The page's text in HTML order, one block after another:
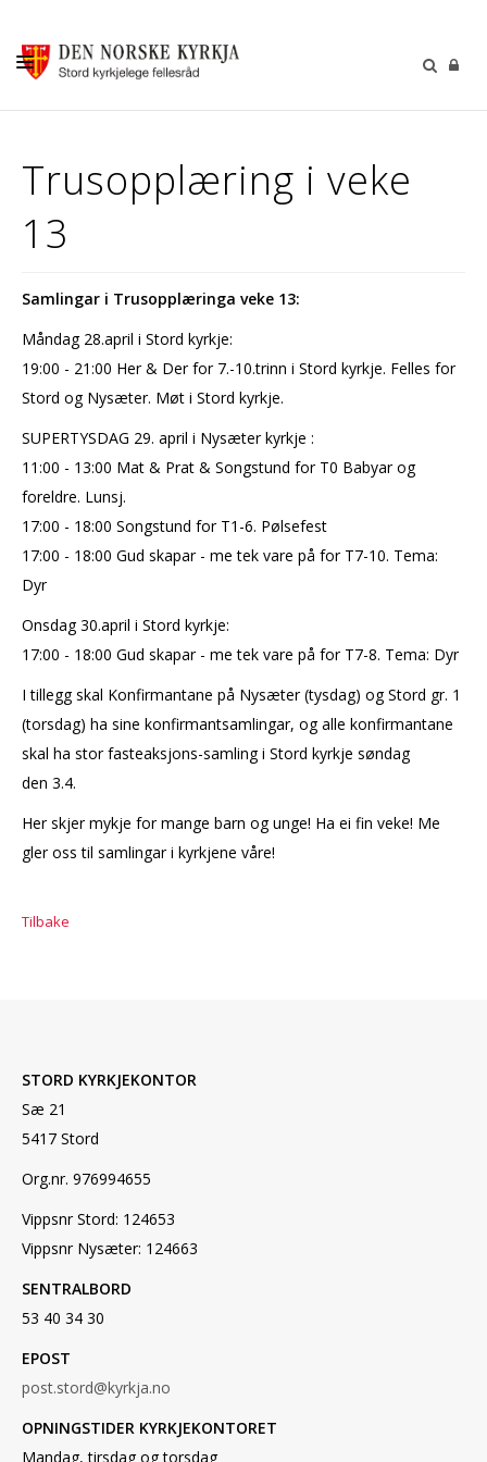
GUDSTENESTER
DÅP VIGSEL GRAVFERD
SOKNERÅDA
INFORMASJON
Trusopplæring i veke
13
Samlingar i Trusopplæringa veke 13:
Måndag 28.april i Stord kyrkje:
19:00 - 21:00 Her & Der for 7.-10.trinn i Stord kyrkje. Felles for
Stord og Nysæter. Møt i Stord kyrkje.
SUPERTYSDAG 29. april i Nysæter kyrkje :
11:00 - 13:00 Mat & Prat & Songstund for T0 Babyar og
foreldre. Lunsj.
17:00 - 18:00 Songstund for T1-6. Pølsefest
17:00 - 18:00 Gud skapar - me tek vare på for T7-10. Tema:
Dyr
Onsdag 30.april i Stord kyrkje:
17:00 - 18:00 Gud skapar - me tek vare på for T7-8. Tema: Dyr
I tillegg skal Konfirmantane på Nysæter (tysdag) og Stord gr. 1
(torsdag) ha sine konfirmantsamlingar, og alle konfirmantane
skal ha stor fasteaksjons-samling i Stord kyrkje søndag
den 3.4.
Her skjer mykje for mange barn og unge! Ha ei fin veke! Me
gler oss til samlingar i kyrkjene våre!
Tilbake
STORD KYRKJEKONTOR
Sæ 21
5417 Stord
Org.nr. 976994655
Vippsnr Stord: 124653
Vippsnr Nysæter: 124663
SENTRALBORD
53 40 34 30
EPOST
post.stord@kyrkja.no
OPNINGSTIDER KYRKJEKONTORET
Mandag, tirsdag og torsdag